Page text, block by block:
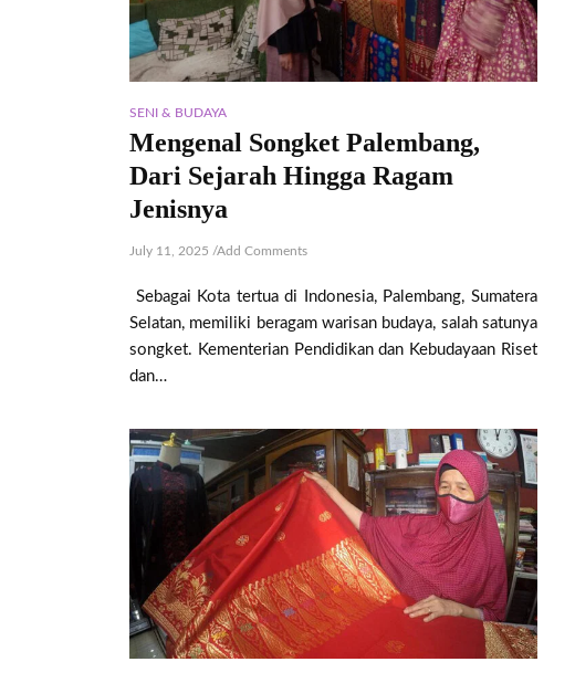
SENI & BUDAYA
Mengenal Songket Palembang,
Dari Sejarah Hingga Ragam
Jenisnya
July 11, 2025 /Add Comments
Sebagai Kota tertua di Indonesia, Palembang, Sumatera
Selatan, memiliki beragam warisan budaya, salah satunya
songket. Kementerian Pendidikan dan Kebudayaan Riset
dan…